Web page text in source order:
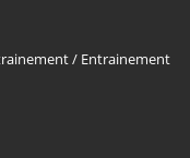
/ Entrainement